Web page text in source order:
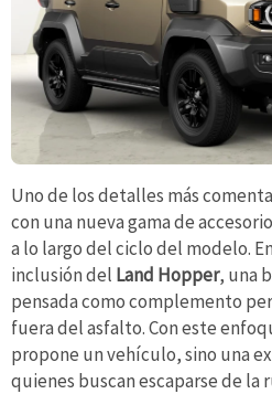
Uno de los detalles más
con una nueva gama de
a lo largo del ciclo del modelo.
inclusión del Land Hopper, una
pensada como complemento
fuera del asfalto. Con este
propone un vehículo, sino una
quienes buscan escaparse de la